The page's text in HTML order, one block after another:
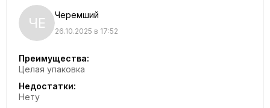
ЧЕ Черемший
26.10.2025 в 17:52
Преимущества:
Целая упаковка
Недостатки:
Нету